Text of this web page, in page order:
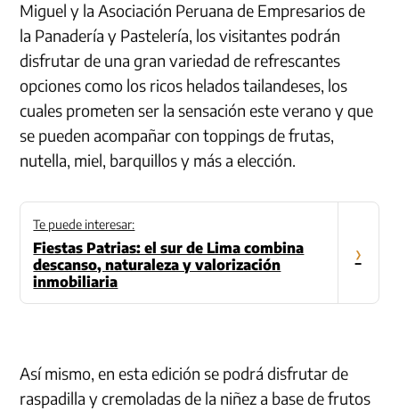
Miguel y la Asociación Peruana de Empresarios de
la Panadería y Pastelería, los visitantes podrán
disfrutar de una gran variedad de refrescantes
opciones como los ricos helados tailandeses, los
cuales prometen ser la sensación este verano y que
se pueden acompañar con toppings de frutas,
nutella, miel, barquillos y más a elección.
Te puede interesar:
Fiestas Patrias: el sur de Lima combina
descanso, naturaleza y valorización
inmobiliaria
›
Así mismo, en esta edición se podrá disfrutar de
raspadilla y cremoladas de la niñez a base de frutos